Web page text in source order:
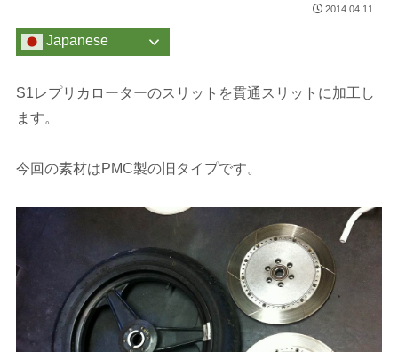
2014.04.11
Japanese
S1レプリカローターのスリットを貫通スリットに加工し
ます。
今回の素材はPMC製の旧タイプです。